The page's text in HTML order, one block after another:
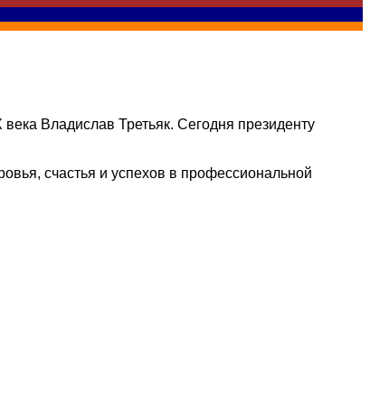
Владислав Третьяк. Сегодня президенту
счастья и успехов в профессиональной